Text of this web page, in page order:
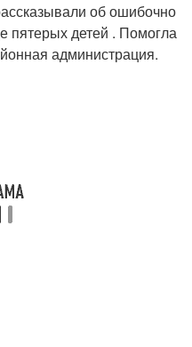
об ошибочно
пятерых детей . Помогла
администрация.